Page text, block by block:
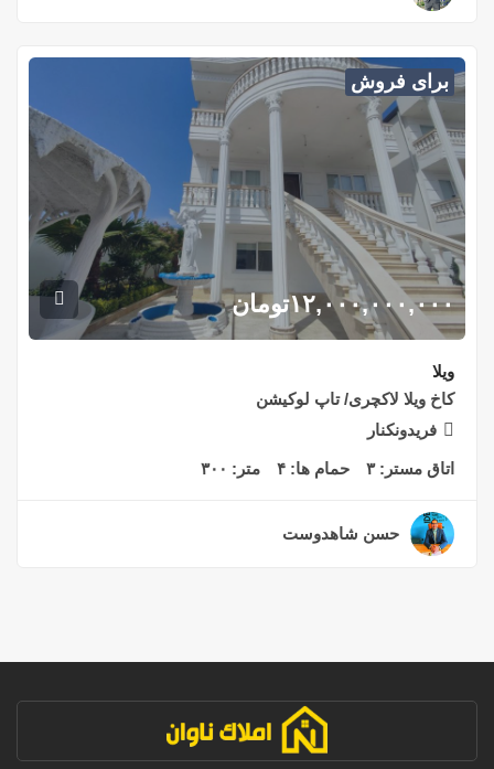
برای فروش
۱۲,۰۰۰,۰۰۰,۰۰۰تومان
ویلا
کاخ ویلا لاکچری/ تاپ لوکیشن
فریدونکنار
اتاق مستر:۳ حمام ها: ۴ متر: ۳۰۰
حسن شاهدوست